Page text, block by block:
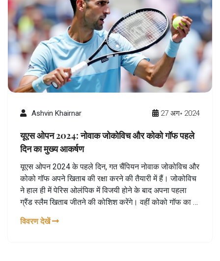
Ashvin Khairnar 27 अग॰ 2024
यूएस ओपन 2024: नोवाक जोकोविच और कोको गॉफ पहले
दिन का मुख्य आकर्षण
यूएस ओपन 2024 के पहले दिन, गत चैंपियन नोवाक जोकोविच और
कोको गॉफ अपने खिताब की रक्षा करने की तैयारी में हैं। जोकोविच
ने हाल ही में पेरिस ओलंपिक में विजयी होने के बाद अपना पहला
ग्रैंड स्लैम खिताब जीतने की कोशिश करेंगे। वहीं कोको गॉफ का भी
वरवारा ग्राचेवा से टकराएंगी।
विवरण देखें